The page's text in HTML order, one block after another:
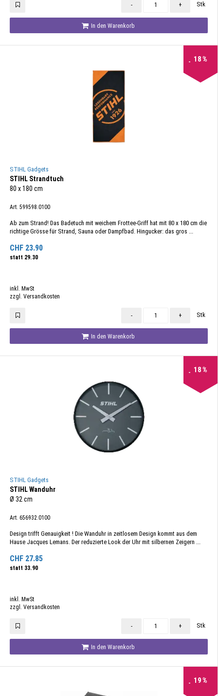
- + Stk
In den Warenkorb
18%
STIHL Gadgets
STIHL Strandtuch
80 x 180 cm
Art. 599598.0100
Ab zum Strand! Das Badetuch mit weichem Frottee-Griff hat mit 80 x 180 cm die
richtige Grösse für Strand, Sauna oder Dampfbad. Hingucker: das gros ...
CHF 23.90
statt 29.30
inkl. MwSt
zzgl. Versandkosten
- + Stk
In den Warenkorb
18%
STIHL Gadgets
STIHL Wanduhr
Ø 32 cm
Art. 656932.0100
Design trifft Genauigkeit ! Die Wanduhr in zeitlosem Design kommt aus dem
Hause Jacques Lemans. Der reduzierte Look der Uhr mit silbernen Zeigern ...
CHF 27.85
statt 33.90
inkl. MwSt
zzgl. Versandkosten
- + Stk
In den Warenkorb
19%